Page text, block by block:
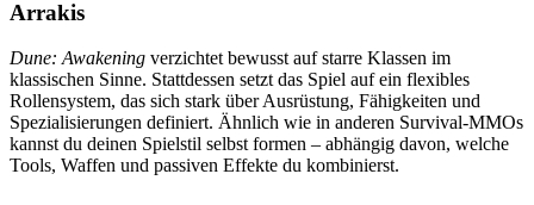
Arrakis
Dune: Awakening verzichtet bewusst auf starre Klassen im
klassischen Sinne. Stattdessen setzt das Spiel auf ein flexibles
Rollensystem, das sich stark über Ausrüstung, Fähigkeiten und
Spezialisierungen definiert. Ähnlich wie in anderen Survival-MMOs
kannst du deinen Spielstil selbst formen – abhängig davon, welche
Tools, Waffen und passiven Effekte du kombinierst.